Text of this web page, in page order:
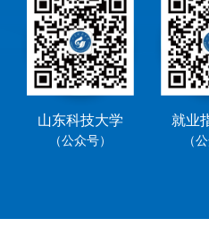
山东科技大学
（公众号）
就业
（